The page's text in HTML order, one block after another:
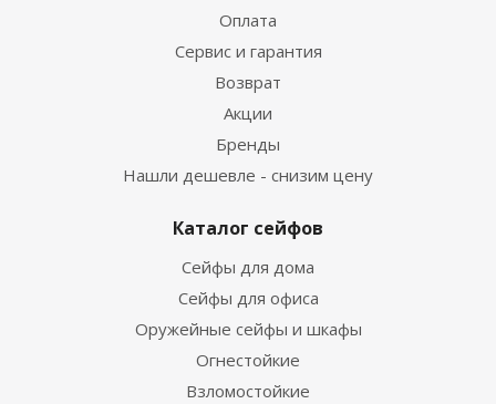
Оплата
Сервис и гарантия
Возврат
Акции
Бренды
Нашли дешевле - снизим цену
Каталог сейфов
Сейфы для дома
Сейфы для офиса
Оружейные сейфы и шкафы
Огнестойкие
Взломостойкие